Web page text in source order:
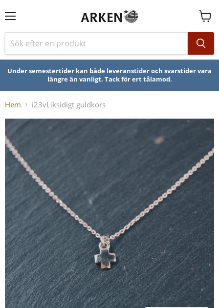
Se
Under semestertider kan både leveranstider och svarstider vara
längre än vanligt. Tack för ert tålamod.
Hem i23vLiksidigt guldkors